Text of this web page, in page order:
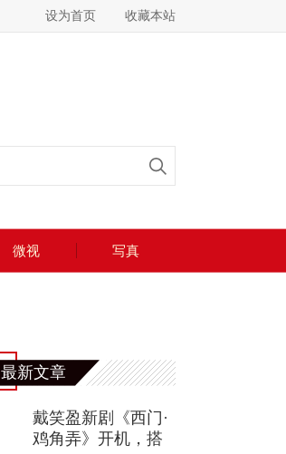
设为首页 收藏本站
微视 写真
最新文章
戴笑盈新剧《西门·
鸡角弄》开机，搭